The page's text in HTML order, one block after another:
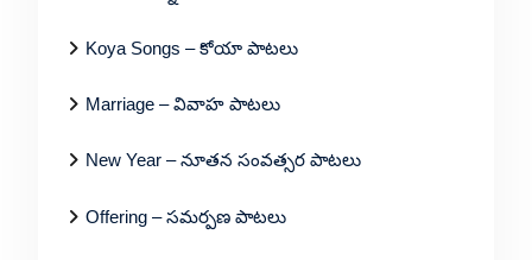
Koya Songs – కోయా పాటలు
Marriage – వివాహ పాటలు
New Year – నూతన సంవత్సర పాటలు
Offering – సమర్పణ పాటలు